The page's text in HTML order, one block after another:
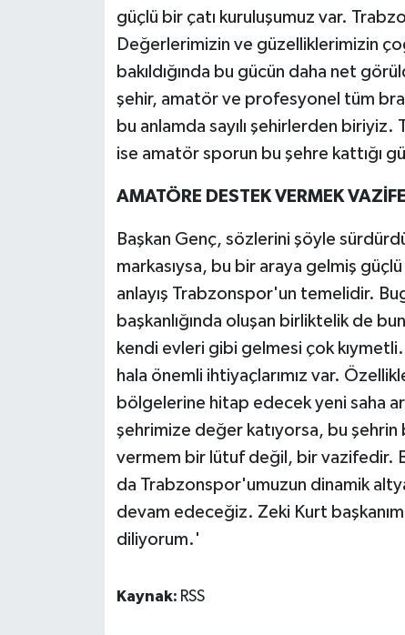
güçlü bir çatı kuruluşumuz var.
Değerlerimizin ve güzelliklerimizin
bakıldığında bu gücün daha net
şehir, amatör ve profesyonel tüm
bu anlamda sayılı şehirlerden
ise amatör sporun bu şehre kattığı
AMATÖRE DESTEK VERMEK
Başkan Genç, sözlerini şöyle
markasıysa, bu bir araya gelmiş
anlayış Trabzonspor'un temelidir.
başkanlığında oluşan birliktelik de
kendi evleri gibi gelmesi çok kıymetli.
hala önemli ihtiyaçlarımız var.
bölgelerine hitap edecek yeni saha
şehrimize değer katıyorsa, bu
vermem bir lütuf değil, bir vazifedir.
da Trabzonspor'umuzun dinamik
devam edeceğiz. Zeki Kurt
diliyorum.'
Kaynak: RSS